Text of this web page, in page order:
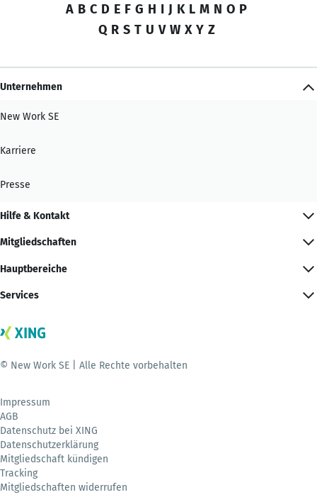
A B C D E F G H I J K L M N O P
Q R S T U V W X Y Z
Unternehmen
New Work SE
Karriere
Presse
Hilfe & Kontakt
Mitgliedschaften
Hauptbereiche
Services
© New Work SE | Alle Rechte vorbehalten
Impressum
AGB
Datenschutz bei XING
Datenschutzerklärung
Mitgliedschaft kündigen
Tracking
Mitgliedschaften widerrufen